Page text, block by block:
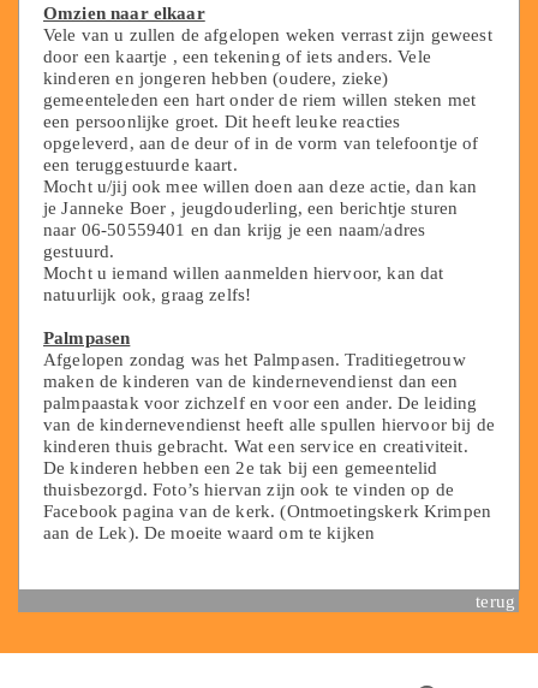
Omzien naar elkaar
Vele van u zullen de afgelopen weken verrast zijn geweest
door een kaartje , een tekening of iets anders. Vele
kinderen en jongeren hebben (oudere, zieke)
gemeenteleden een hart onder de riem willen steken met
een persoonlijke groet. Dit heeft leuke reacties
opgeleverd, aan de deur of in de vorm van telefoontje of
een teruggestuurde kaart.
Mocht u/jij ook mee willen doen aan deze actie, dan kan
je Janneke Boer , jeugdouderling, een berichtje sturen
naar 06-50559401 en dan krijg je een naam/adres
gestuurd.
Mocht u iemand willen aanmelden hiervoor, kan dat
natuurlijk ook, graag zelfs!
Palmpasen
Afgelopen zondag was het Palmpasen. Traditiegetrouw
maken de kinderen van de kindernevendienst dan een
palmpaastak voor zichzelf en voor een ander. De leiding
van de kindernevendienst heeft alle spullen hiervoor bij de
kinderen thuis gebracht. Wat een service en creativiteit.
De kinderen hebben een 2e tak bij een gemeentelid
thuisbezorgd. Foto’s hiervan zijn ook te vinden op de
Facebook pagina van de kerk. (Ontmoetingskerk Krimpen
aan de Lek). De moeite waard om te kijken
terug